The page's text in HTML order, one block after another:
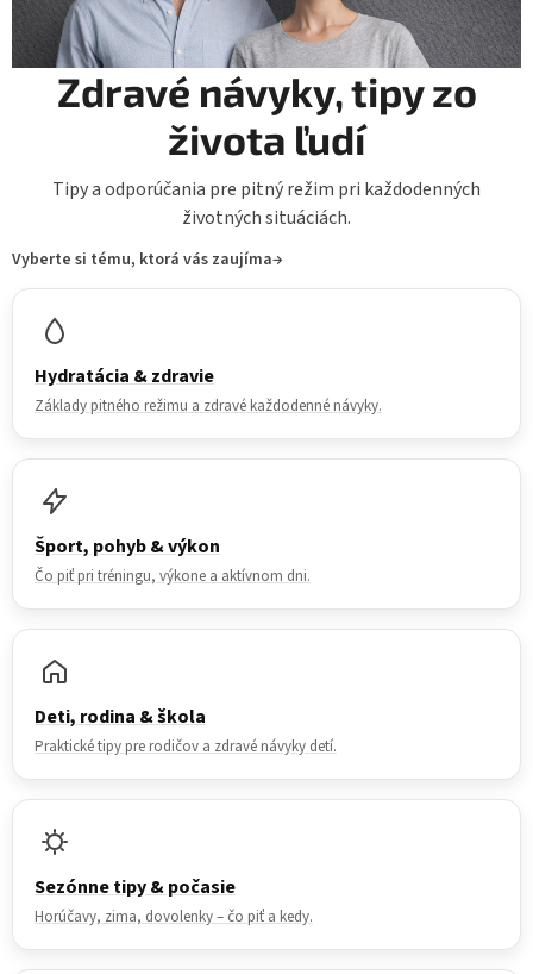
Zdravé návyky, tipy zo
života ľudí
Tipy a odporúčania pre pitný režim pri každodenných
životných situáciách.
Vyberte si tému, ktorá vás zaujíma→
Hydratácia & zdravie
Základy pitného režimu a zdravé každodenné návyky.
Šport, pohyb & výkon
Čo piť pri tréningu, výkone a aktívnom dni.
Deti, rodina & škola
Praktické tipy pre rodičov a zdravé návyky detí.
Sezónne tipy & počasie
Horúčavy, zima, dovolenky – čo piť a kedy.